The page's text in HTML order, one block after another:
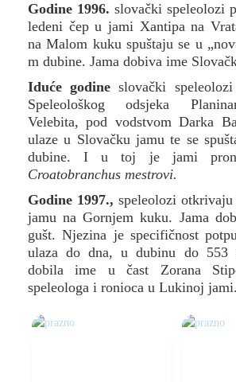
Godine 1996. slovački speleolozi
ledeni čep u jami Xantipa na
na Malom kuku spuštaju se u
m dubine. Jama dobiva ime
Iduće godine slovački
Speleološkog odsjeka
Velebita, pod vodstvom Darka
ulaze u Slovačku jamu te se
dubine. I u toj je jami
Croatobranchus mestrovi.
Godine 1997., speleolozi
jamu na Gornjem kuku. Jama
gušt. Njezina je specifičnost
ulaza do dna, u dubinu do 553
dobila ime u čast Zorana
speleologa i ronioca u Lukinoj jami.